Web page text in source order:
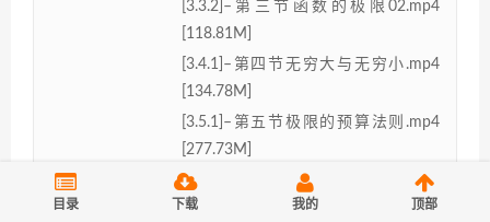
[3.3.2]–第三节函数的极限02.mp4
[118.81M]
[3.4.1]–第四节无穷大与无穷小.mp4
[134.78M]
[3.5.1]–第五节极限的预算法则.mp4
[277.73M]
[3.6.1]–第六节极限存在准则01.mp4
[142.32M]
目录 下载 我的 顶部